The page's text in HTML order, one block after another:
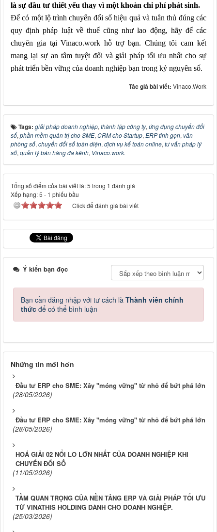
là sự đầu tư thiết yếu thay vì một khoản chi phí phát sinh.
Để có một lộ trình chuyển đổi số hiệu quả và tuân thủ đúng các
quy định pháp luật về thuế cũng như lao động, hãy để các
chuyên gia tại Vinaco.work hỗ trợ bạn. Chúng tôi cam kết
mang lại sự an tâm tuyệt đối và giải pháp tối ưu nhất cho sự
phát triển bền vững của doanh nghiệp bạn trong kỷ nguyên số.
Tác giả bài viết: Vinaco.Work
Tags: giải pháp doanh nghiệp, thành lập công ty, ứng dụng chuyển đổi
số, phần mềm quản trị cho SME, CRM cho Startup, ERP tinh gọn, văn
phòng số, chuyển đổi số toàn diện, dịch vụ kế toán online, tư vấn pháp lý
số, quản lý bán hàng đa kênh, Vinaco.work.
Tổng số điểm của bài viết là: 5 trong 1 đánh giá
Xếp hạng:5 - 1 phiếu bầu
Click để đánh giá bài viết
Ý kiến bạn đọc
Bạn cần đăng nhập với tư cách là Thành viên chính
thức để có thể bình luận
Những tin mới hơn
Đầu tư ERP cho SME: Xây "móng vững" từ nhỏ để bứt phá lớn
(28/05/2026)
Đầu tư ERP cho SME: Xây "móng vững" từ nhỏ để bứt phá lớn
(28/05/2026)
HOÁ GIẢI 02 NỔI LO LỚN NHẤT CỦA DOANH NGHIỆP KHI
CHUYỂN ĐỔI SỐ
(11/05/2026)
TẦM QUAN TRỌNG CỦA NỀN TẢNG ERP VÀ GIẢI PHÁP TỐI ƯU
TỪ VINATHIS HOLDING DÀNH CHO DOANH NGHIỆP.
(25/03/2026)